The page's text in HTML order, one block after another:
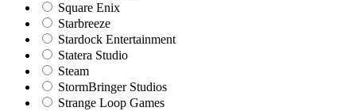
Square Enix
Starbreeze
Stardock Entertainment
Statera Studio
Steam
StormBringer Studios
Strange Loop Games